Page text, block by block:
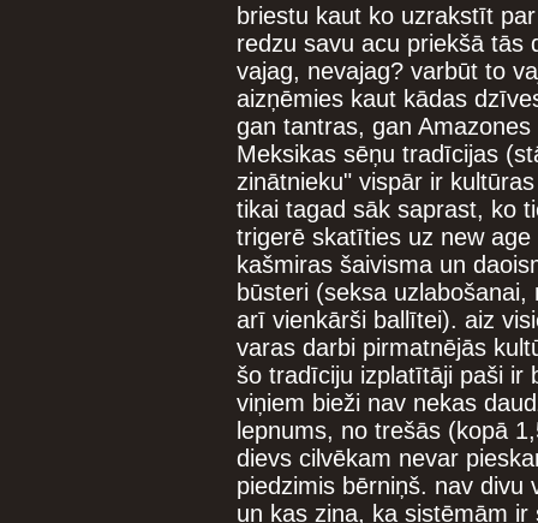
briestu kaut ko uzrakstīt
redzu savu acu priekšā tās
vajag, nevajag? varbūt to
aizņēmies kaut kādas
gan tantras, gan
Meksikas sēņu tradīcijas
zinātnieku" vispār ir
tikai tagad sāk saprast, ko
trigerē skatīties uz new
kašmiras šaivisma un
būsteri (seksa
arī vienkārši ballītei). aiz
varas darbi pirmatnējās
šo tradīciju izplatītāji paši ir
viņiem bieži nav nekas
lepnums, no trešās (kopā
dievs cilvēkam nevar
piedzimis bērniņš. nav divu
un kas zina, ka sistēmām